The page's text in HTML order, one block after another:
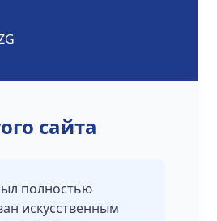
сайта
полностью
искусственным